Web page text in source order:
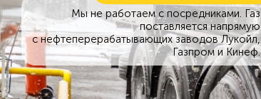
Мы не работаем с посредниками. Газ
поставляется напрямую
с нефтеперерабатывающих заводов Лукойл,
Газпром и Кинеф.